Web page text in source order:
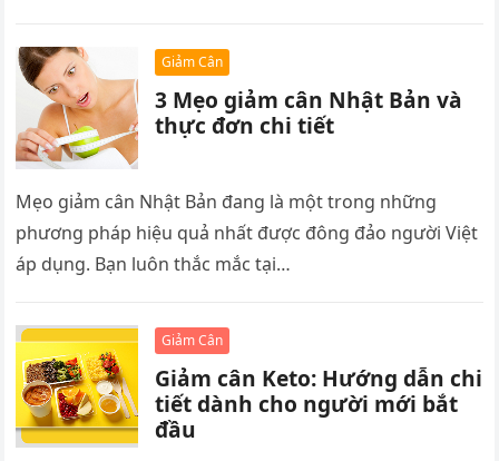
Giảm Cân
3 Mẹo giảm cân Nhật Bản và
thực đơn chi tiết
Mẹo giảm cân Nhật Bản đang là một trong những
phương pháp hiệu quả nhất được đông đảo người Việt
áp dụng. Bạn luôn thắc mắc tại…
Giảm Cân
Giảm cân Keto: Hướng dẫn chi
tiết dành cho người mới bắt
đầu